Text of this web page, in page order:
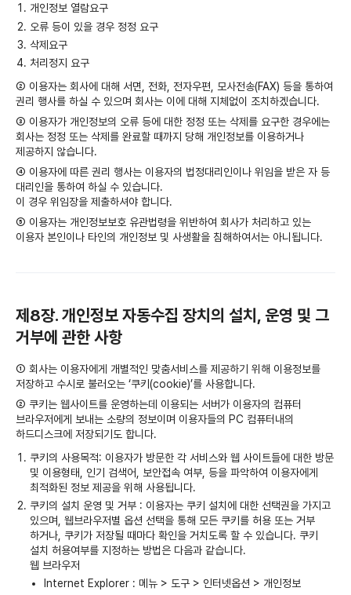
개인정보 열람요구
오류 등이 있을 경우 정정 요구
삭제요구
처리정지 요구
② 이용자는 회사에 대해 서면, 전화, 전자우편, 모사전송(FAX) 등을 통하여
권리 행사를 하실 수 있으며 회사는 이에 대해 지체없이 조치하겠습니다.
③ 이용자가 개인정보의 오류 등에 대한 정정 또는 삭제를 요구한 경우에는
회사는 정정 또는 삭제를 완료할 때까지 당해 개인정보를 이용하거나
제공하지 않습니다.
④ 이용자에 따른 권리 행사는 이용자의 법정대리인이나 위임을 받은 자 등
대리인을 통하여 하실 수 있습니다.
이 경우 위임장을 제출하셔야 합니다.
⑤ 이용자는 개인정보보호 유관법령을 위반하여 회사가 처리하고 있는
이용자 본인이나 타인의 개인정보 및 사생활을 침해하여서는 아니됩니다.
제8장. 개인정보 자동수집 장치의 설치, 운영 및 그
거부에 관한 사항
① 회사는 이용자에게 개별적인 맞춤서비스를 제공하기 위해 이용정보를
저장하고 수시로 불러오는 ‘쿠키(cookie)’를 사용합니다.
② 쿠키는 웹사이트를 운영하는데 이용되는 서버가 이용자의 컴퓨터
브라우저에게 보내는 소량의 정보이며 이용자들의 PC 컴퓨터내의
하드디스크에 저장되기도 합니다.
쿠키의 사용목적: 이용자가 방문한 각 서비스와 웹 사이트들에 대한 방문
및 이용형태, 인기 검색어, 보안접속 여부, 등을 파악하여 이용자에게
최적화된 정보 제공을 위해 사용됩니다.
쿠키의 설치 운영 및 거부 : 이용자는 쿠키 설치에 대한 선택권을 가지고
있으며, 웹브라우저별 옵션 선택을 통해 모든 쿠키를 허용 또는 거부
하거나, 쿠키가 저장될 때마다 확인을 거치도록 할 수 있습니다. 쿠키
설치 허용여부를 지정하는 방법은 다음과 같습니다.
웹 브라우저
Internet Explorer : 메뉴 > 도구 > 인터넷옵션 > 개인정보